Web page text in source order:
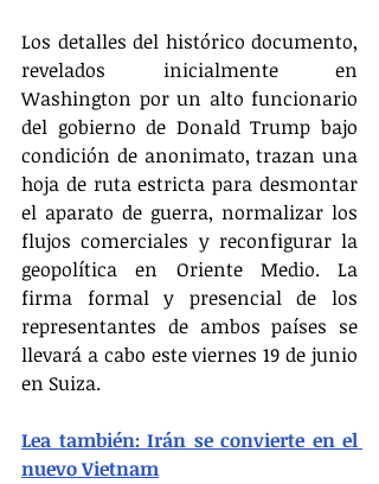
Los detalles del histórico documento,
revelados inicialmente en
Washington por un alto funcionario
del gobierno de Donald Trump bajo
condición de anonimato, trazan una
hoja de ruta estricta para desmontar
el aparato de guerra, normalizar los
flujos comerciales y reconfigurar la
geopolítica en Oriente Medio. La
firma formal y presencial de los
representantes de ambos países se
llevará a cabo este viernes 19 de junio
en Suiza.
Lea también: Irán se convierte en el
nuevo Vietnam